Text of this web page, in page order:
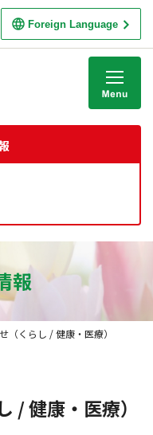
Foreign Language
報
（くらし / 健康・医療）
/ 健康・医療）